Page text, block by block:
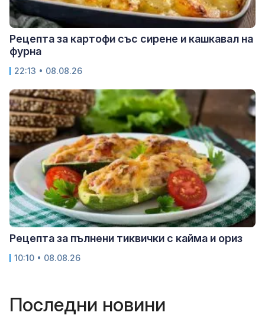
Рецепта за картофи със сирене и кашкавал на
фурна
22:13 • 08.08.26
Рецепта за пълнени тиквички с кайма и ориз
10:10 • 08.08.26
Последни новини